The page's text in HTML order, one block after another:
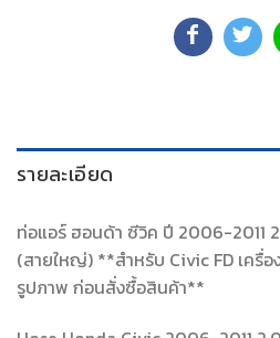
รายละเอียด
ท่อแอร์ ฮอนด้า ซีวิค ปี 2006-2011
(สายใหญ่) **สำหรับ Civic FD เครื่
รูปภาพ ก่อนสั่งซื้อสินค้า**